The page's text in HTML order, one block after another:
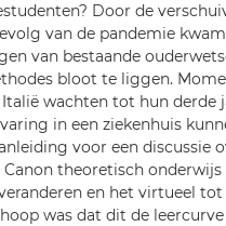
Door de
van de pandemie
van bestaande
bloot te liggen.
wachten tot hun derde
in een ziekenhuis
voor een discussie
theoretisch
en het virtueel
was dat dit de